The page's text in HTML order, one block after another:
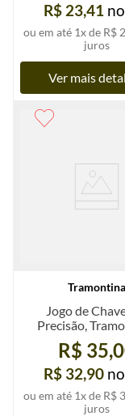
R$ 23,41 no
ou em até 1x de R$
juros
Ver mais
Tramontina
Jogo de
Precisão,
Com 6
R$
R$ 32,90 no
ou em até 1x de R$
juros